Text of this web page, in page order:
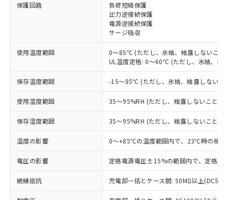
保護回路
負荷短絡保護
出力逆接続保護
電源逆接続保護
サージ吸収
使用温度範囲
0～85℃ (ただし、氷結、結露しないこと)
UL温度定格: 0～60℃ (ただし、氷結、結
保存温度範囲 -15～85℃ (ただし、氷結、結露しないこ
使用湿度範囲 35～95%RH (ただし、結露しないこと)
保存湿度範囲 35～95%RH (ただし、結露しないこと)
温度の影響 0～+85℃の温度範囲内で、23℃時の検
電圧の影響 定格電源電圧±15%の範囲内で、定格電
絶縁抵抗 充電部一括とケース間: 50MΩ以上
ご利用条件
以下の条件をお読みいただき、同意のうえ
ご利用ください。
商品の当社在庫状況および標準価格
(税抜)を提供させていただくもので
当社制御機器事業取扱商品の中には、
本サービスの対象外となる商品もある
ことをご了承ください。
在庫状況および標準価格照会結果は、
対応済み：EU RoHS指令（10物質）の
非含有に対応した製品が提供可能な商品で
有に対応した製品に切り替える予定のある
対応予定なし：EU RoHS指令（10物質）の
非含有に非対応の商品で、対応品を出す予
定はありません。
調査・確認中：EU RoHS指令（10物質）の
非含有の対応状況を調査中または確認中の
非該当品：ライセンス料など無形物で、有
害物質有無と関係のない商品です。
仕入先様の事情により、非含有部品として
むを得ず変更することがあります。
※1 中国RoHS○×表
「○」：最大均質材料含有率が中国RoHSの
基準値以下であることを示します。
「×」：最大均質材料含有率が中国RoHSの
基準値を超えていることを示します。
「－」：未確認です。当社販売部門へお問
当社は、これら貴社製品のうち、外国